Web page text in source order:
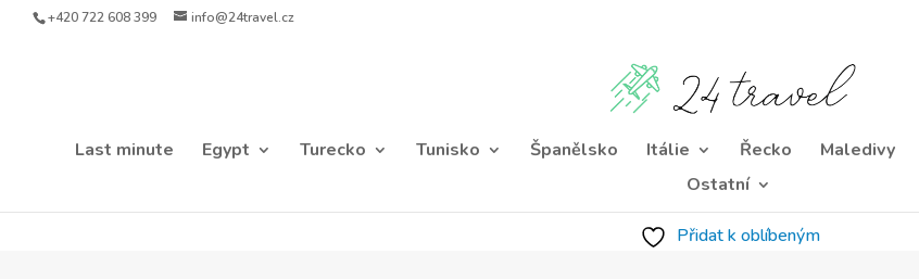
+420 722 608 399 info@24travel.cz
Last minute Egypt Turecko Tunisko Španělsko Itálie Řecko Maledivy
Ostatní
Přidat k oblíbeným